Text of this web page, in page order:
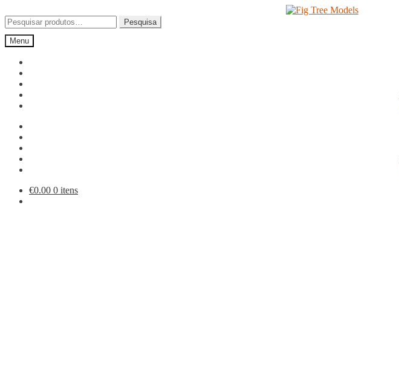
para
a
navegação
para
o
conteúdo
Pesquisar
por:
Pesquisa
Menu
€0.00 0 itens